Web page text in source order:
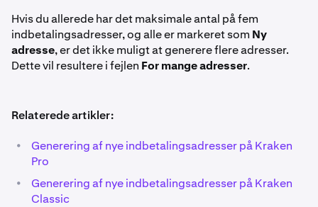
Hvis du allerede har det maksimale antal på fem
indbetalingsadresser, og alle er markeret som Ny
adresse, er det ikke muligt at generere flere adresser.
Dette vil resultere i fejlen For mange adresser.
Relaterede artikler:
•
Generering af nye indbetalingsadresser på Kraken
Pro
•
Generering af nye indbetalingsadresser på Kraken
Classic